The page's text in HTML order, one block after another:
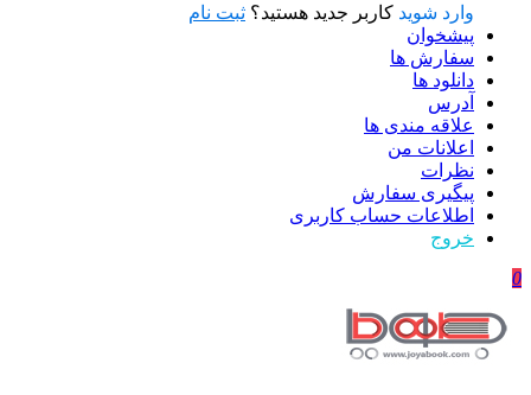
وارد شوید کاربر جدید هستید؟ ثبت نام
پیشخوان
سفارش ها
دانلود ها
آدرس
علاقه مندی ها
اعلانات من
نظرات
پیگیری سفارش
اطلاعات حساب كاربری
خروج
0